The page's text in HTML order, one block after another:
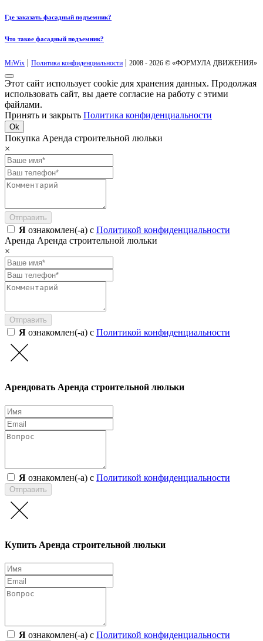
Где заказать фасадный подъемник?
Что такое фасадный подъемник?
MiWix | Политика конфиденциальности | 2008 - 2026 © «ФОРМУЛА ДВИЖЕНИЯ»
Этот сайт использует cookie для хранения данных. Продолжая
использовать сайт, вы даете согласие на работу с этими
файлами.
Принять и закрыть Политика конфиденциальности
Ok
Покупка Аренда строительной люльки
×
Отправить
Я ознакомлен(-а) с Политикой конфиденциальности
Аренда Аренда строительной люльки
×
Отправить
Я ознакомлен(-а) с Политикой конфиденциальности
Арендовать Аренда строительной люльки
Я ознакомлен(-а) с Политикой конфиденциальности
Отправить
Купить Аренда строительной люльки
Я ознакомлен(-а) с Политикой конфиденциальности